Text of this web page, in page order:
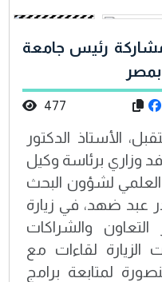
مشاركة رئيس جامعة
477
الأستاذ الدكتور
برئاسة وكيل
العلمي لشؤون البحث
عبد ضهد، في زيارة
والشراكات
الزيارة لقاءات مع
لمتابعة برامج